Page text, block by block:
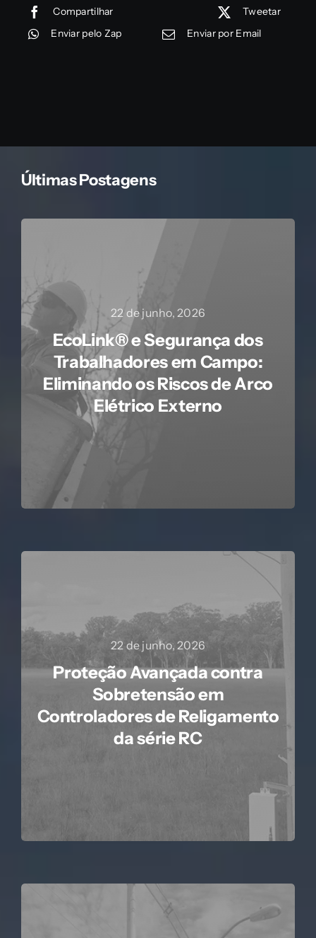
Compartilhar
Tweetar
Enviar pelo Zap
Enviar por Email
Últimas Postagens
22 de junho, 2026
EcoLink® e Segurança dos
Trabalhadores em Campo:
Eliminando os Riscos de Arco
Elétrico Externo
22 de junho, 2026
Proteção Avançada contra
Sobretensão em
Controladores de Religamento
da série RC